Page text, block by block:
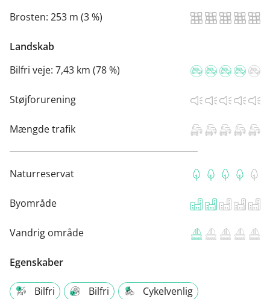
Brosten: 253 m (3 %)
Landskab
Bilfri veje: 7,43 km (78 %)
Støjforurening
Mængde trafik
Naturreservat
Byområde
Vandrig område
Egenskaber
Bilfri Bilfri
Cykelvenlig